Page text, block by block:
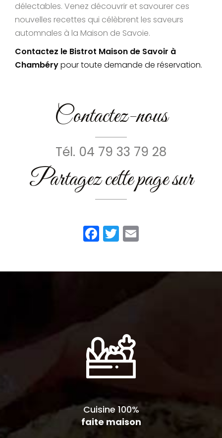
délectables. Venez découvrir et savourer ces
nouvelles recettes qui célèbrent les saveurs
automnales à la Maison de Savoie.
Contactez le Bistrot Maison de Savoir à
Chambérypour toute demande de réservation.
Contactez-nous
Tél. 04 79 33 79 28
Partagez cette page sur
Facebook
Twitter
Cuisine 100%
faite maison